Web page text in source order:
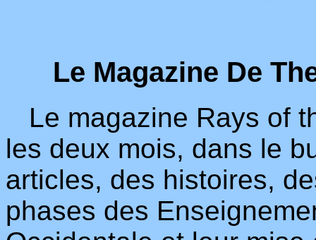
Le Magazine De
Le magazine Rays of
les deux mois, dans le
articles, des histoires,
phases des